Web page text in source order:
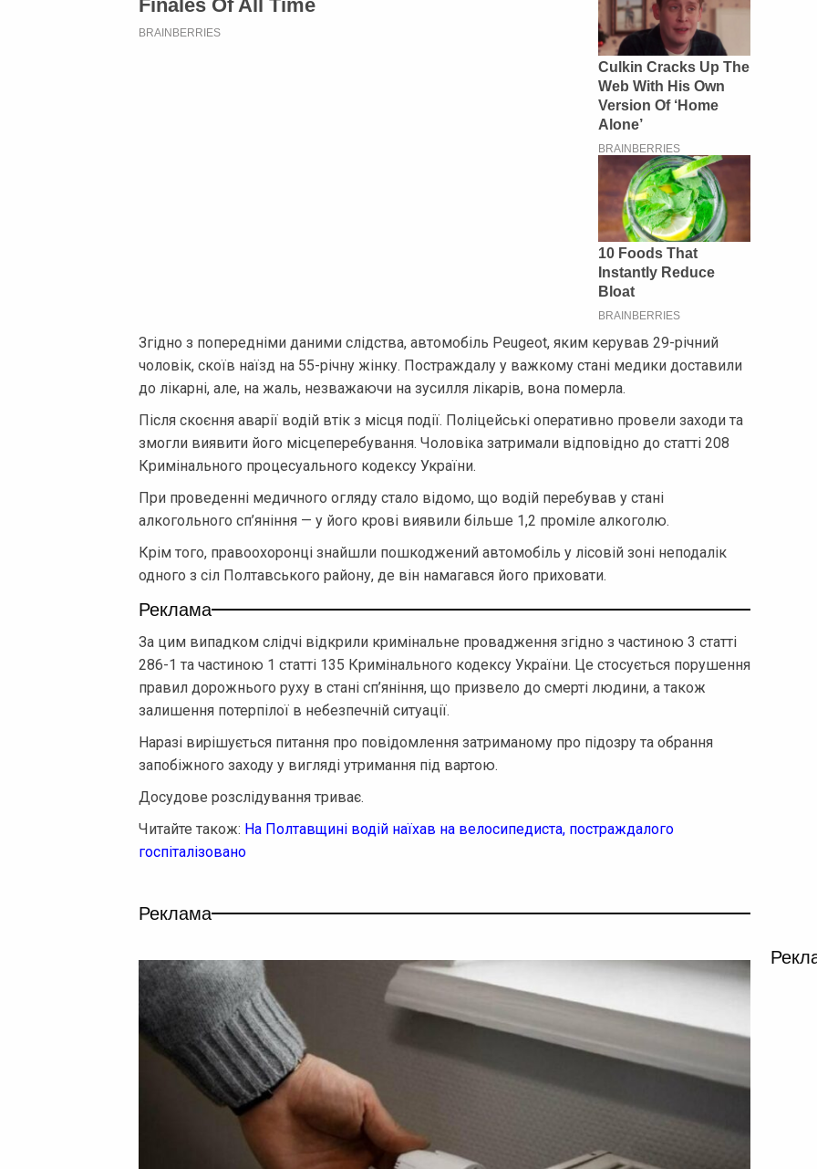
Згідно з попередніми даними слідства, автомобіль Peugeot, яким керував 29-річний
чоловік, скоїв наїзд на 55-річну жінку. Постраждалу у важкому стані медики доставили
до лікарні, але, на жаль, незважаючи на зусилля лікарів, вона померла.
Після скоєння аварії водій втік з місця події. Поліцейські оперативно провели заходи та
змогли виявити його місцеперебування. Чоловіка затримали відповідно до статті 208
Кримінального процесуального кодексу України.
При проведенні медичного огляду стало відомо, що водій перебував у стані
алкогольного сп’яніння — у його крові виявили більше 1,2 проміле алкоголю.
Крім того, правоохоронці знайшли пошкоджений автомобіль у лісовій зоні неподалік
одного з сіл Полтавського району, де він намагався його приховати.
Реклама
За цим випадком слідчі відкрили кримінальне провадження згідно з частиною 3 статті
286-1 та частиною 1 статті 135 Кримінального кодексу України. Це стосується порушення
правил дорожнього руху в стані сп’яніння, що призвело до смерті людини, а також
залишення потерпілої в небезпечній ситуації.
Наразі вирішується питання про повідомлення затриманому про підозру та обрання
запобіжного заходу у вигляді утримання під вартою.
Досудове розслідування триває.
Читайте також: На Полтавщині водій наїхав на велосипедиста, постраждалого
госпіталізовано
Реклама